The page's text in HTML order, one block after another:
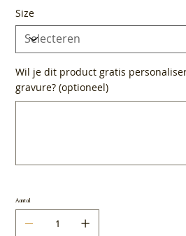
Size
Wil je dit product gratis
gravure? (optioneel)
Aantal